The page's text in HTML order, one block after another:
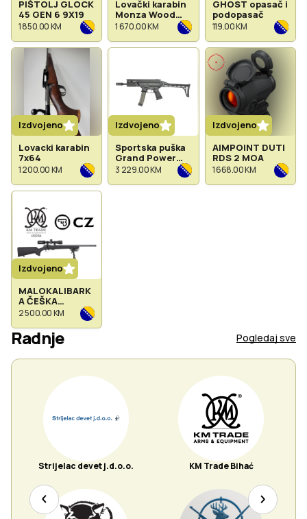
PIŠTOLJ GLOCK
45 GEN 6 9X19
1 850.00 KM
Lovački karabin
Monza Wood
cal. 308 Win.
1 670.00 KM
GHOST opasač i
podopasač
119.00 KM
Izdvojeno
Lovacki karabin
7x64
1 200.00 KM
Izdvojeno
Sportska puška
Grand Power
Stribog SP9A3
3 229.00 KM
Izdvojeno
AIMPOINT DUTI
RDS 2 MOA
1 668.00 KM
Izdvojeno
MALOKALIBARK
A ČEŠKA
ZBROJOVKA 457
SYNTHETIC
2 500.00 KM
Radnje Pogledaj sve
Strijelac devet j.d.o.o. KM Trade Bihać